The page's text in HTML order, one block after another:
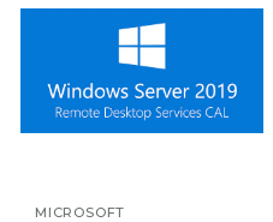
MICROSOFT